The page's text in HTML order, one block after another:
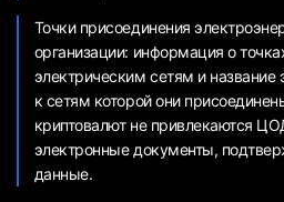
Точки присоединения
организации: информация о
электрическим сетям и название
к сетям которой они
криптовалют не привлекаются
электронные документы,
данные.